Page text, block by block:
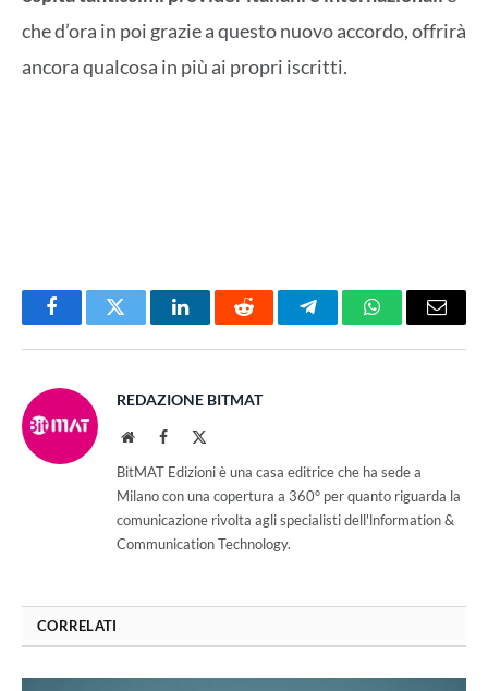
che d’ora in poi grazie a questo nuovo accordo, offrirà
ancora qualcosa in più ai propri iscritti.
FacebookTwitter LinkedInReddit TelegramWhatsAppEmail
REDAZIONE BITMAT
WebsiteFacebook
BitMAT Edizioni è una casa editrice che ha sede a
Milano con una copertura a 360° per quanto riguarda la
comunicazione rivolta agli specialisti dell'lnformation &
Communication Technology.
CORRELATI